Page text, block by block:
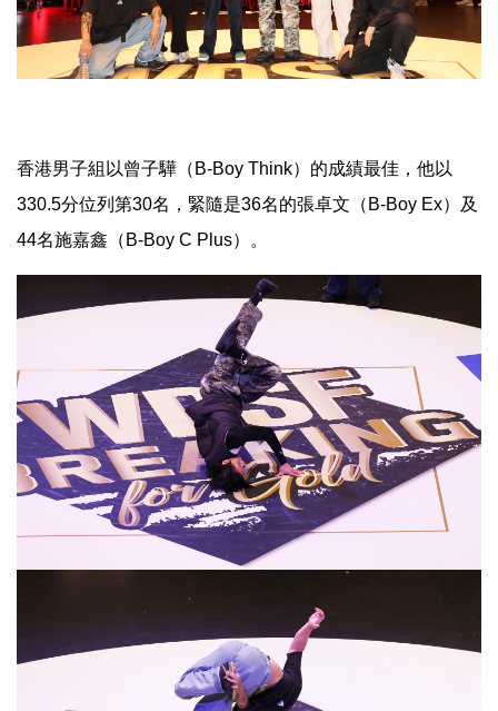
香港男子組以曾子驊（B-Boy Think）的成績最佳，他以
330.5分位列第30名，緊隨是36名的張卓文（B-Boy Ex）及
44名施嘉鑫（B-Boy C Plus）。